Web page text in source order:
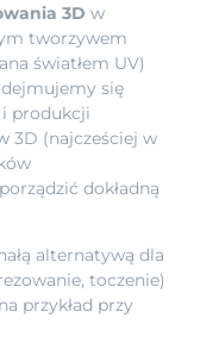
3D w
tworzywem
światłem UV)
się
produkcji
3D (najcześciej w
dokładną
alternatywą dla
toczenie)
przykład przy